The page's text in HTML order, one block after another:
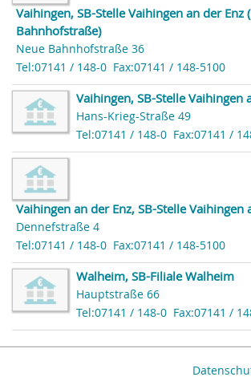
Vaihingen, SB-Stelle Vaihingen an der Enz
Bahnhofstraße)
Neue Bahnhofstraße 36
Tel:07141 / 148-0 Fax:07141 / 148-5100
Vaihingen, SB-Stelle Vaihingen
Hans-Krieg-Straße 49
Tel:07141 / 148-0 Fax:07141 /
Vaihingen an der Enz, SB-Stelle Vaihingen
Dennefstraße 4
Tel:07141 / 148-0 Fax:07141 / 148-5100
Walheim, SB-Filiale Walheim
Hauptstraße 66
Tel:07141 / 148-0 Fax:07141 /